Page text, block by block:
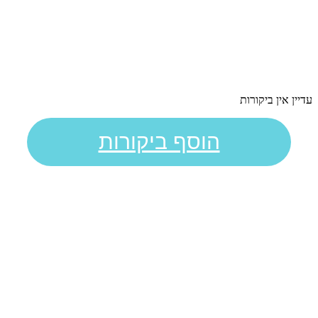
עדיין אין ביקורות
הוסף ביקורות